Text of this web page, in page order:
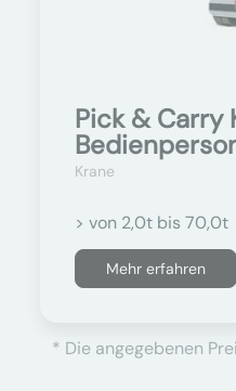
Pick & Carry
Krane
> von 2,0t bis 70,0t
Mehr erfahren
* Die angegebenen